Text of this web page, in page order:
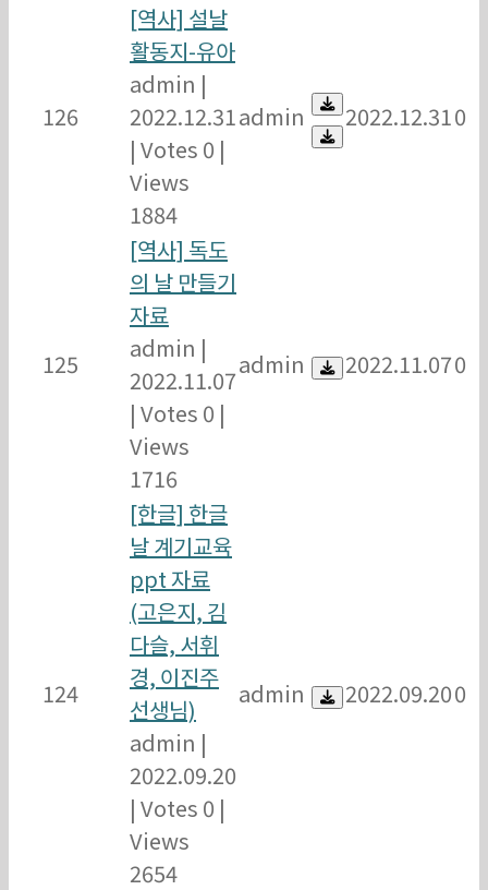
126
[역사] 설날
활동지-유아
admin |
2022.12.31
| Votes 0 |
Views
1884
admin 2022.12.310
125
[역사] 독도
의 날 만들기
자료
admin |
2022.11.07
| Votes 0 |
Views
1716
admin 2022.11.070
124
[한글] 한글
날 계기교육
ppt 자료
(고은지, 김
다슬, 서휘
경, 이진주
선생님)
admin |
2022.09.20
| Votes 0 |
Views
2654
admin 2022.09.200